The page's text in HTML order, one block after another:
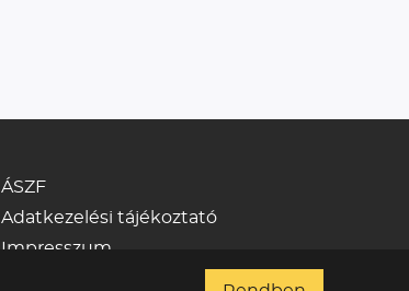
ÁSZF
Adatkezelési tájékoztató
Impresszum